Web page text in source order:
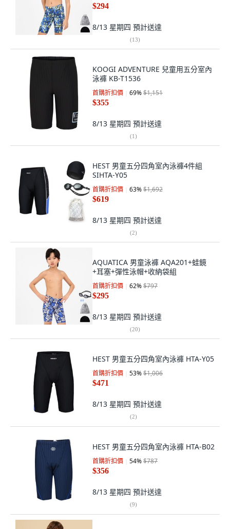
$294
8/13 星期四 預計送達
(13)
KOOGI ADVENTURE 兒童用五分室內
泳褲 KB-T1536
首購折扣價 69%$1,151
$355
8/13 星期四 預計送達
(1)
HEST 男童五分四角室內泳褲4件組
SIHTA-Y05
首購折扣價 63%$1,692
$619
8/13 星期四 預計送達
(2)
AQUATICA 男童泳褲 AQA201+蛙鏡
+耳塞+彈性泳帽+收納袋組
首購折扣價 62%$797
$295
8/13 星期四 預計送達
(20)
HEST 男童五分四角室內泳褲 HTA-Y05
首購折扣價 53%$1,006
$471
8/13 星期四 預計送達
(2)
HEST 男童五分四角室內泳褲 HTA-B02
首購折扣價 54%$787
$356
8/13 星期四 預計送達
(9)